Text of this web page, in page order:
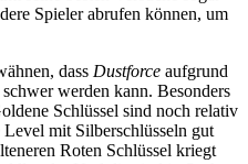
Spieler abrufen können, um
dass Dustforce aufgrund
werden kann. Besonders
Schlüssel sind noch relativ
mit Silberschlüsseln gut
Roten Schlüssel kriegt